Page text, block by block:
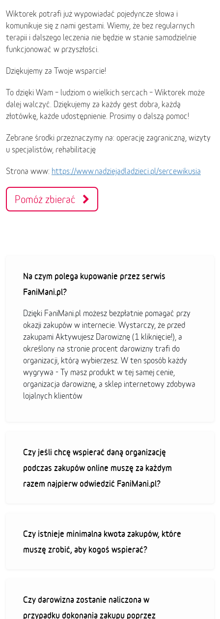
Wiktorek potrafi już wypowiadać pojedyncze słowa i
komunikuje się z nami gestami. Wiemy, że bez regularnych
terapii i dalszego leczenia nie będzie w stanie samodzielnie
funkcjonować w przyszłości.
Dziękujemy za Twoje wsparcie!
To dzięki Wam – ludziom o wielkich sercach – Wiktorek może
dalej walczyć. Dziękujemy za każdy gest dobra, każdą
złotówkę, każde udostępnienie. Prosimy o dalszą pomoc!
Zebrane środki przeznaczymy na: operację zagraniczną, wizyty
u specjalistów, rehabilitację
Strona www: https://www.nadziejadladzieci.pl/sercewikusia
Pomóż zbierać
Na czym polega kupowanie przez serwis
FaniMani.pl?
Dzięki FaniMani.pl możesz bezpłatnie pomagać przy
okazji zakupów w internecie. Wystarczy, że przed
zakupami Aktywujesz Darowiznę (1 kliknięcie!), a
określony na stronie procent darowizny trafi do
organizacji, którą wybierzesz. W ten sposób każdy
wygrywa - Ty masz produkt w tej samej cenie,
organizacja darowiznę, a sklep internetowy zdobywa
lojalnych klientów
Czy jeśli chcę wspierać daną organizację
podczas zakupów online muszę za każdym
razem najpierw odwiedzić FaniMani.pl?
Czy istnieje minimalna kwota zakupów, które
muszę zrobić, aby kogoś wspierać?
Czy darowizna zostanie naliczona w
przypadku dokonania zakupu poprzez